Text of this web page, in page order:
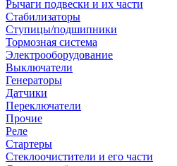
Рычаги подвески и их части
Стабилизаторы
Ступицы/подшипники
Тормозная система
Электрооборудование
Выключатели
Генераторы
Датчики
Переключатели
Прочие
Реле
Стартеры
Стеклоочистители и его части